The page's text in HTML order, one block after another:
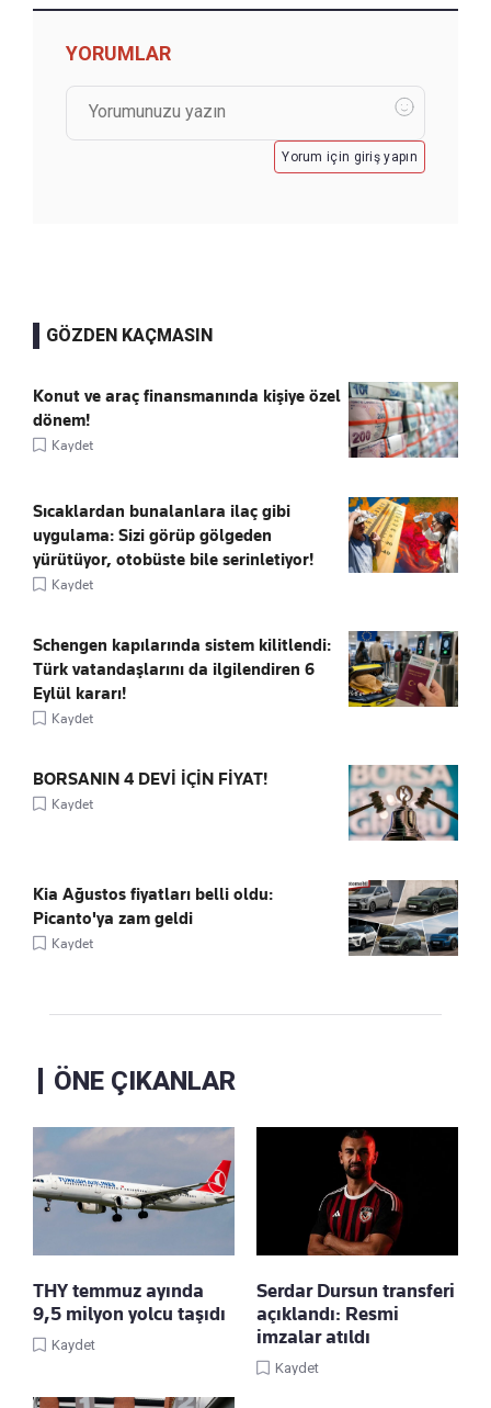
YORUMLAR
Yorum için giriş yapın
GÖZDEN KAÇMASIN
Konut ve araç finansmanında kişiye özel
dönem!
Kaydet
Sıcaklardan bunalanlara ilaç gibi
uygulama: Sizi görüp gölgeden
yürütüyor, otobüste bile serinletiyor!
Kaydet
Schengen kapılarında sistem kilitlendi:
Türk vatandaşlarını da ilgilendiren 6
Eylül kararı!
Kaydet
BORSANIN 4 DEVİ İÇİN FİYAT!
Kaydet
Kia Ağustos fiyatları belli oldu:
Picanto'ya zam geldi
Kaydet
ÖNE ÇIKANLAR
THY temmuz ayında
9,5 milyon yolcu taşıdı
Kaydet
Serdar Dursun transferi
açıklandı: Resmi
imzalar atıldı
Kaydet